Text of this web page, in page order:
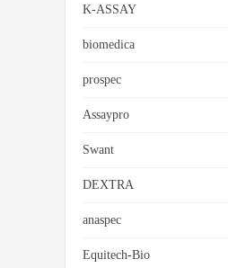
K-ASSAY
biomedica
prospec
Assaypro
Swant
DEXTRA
anaspec
Equitech-Bio